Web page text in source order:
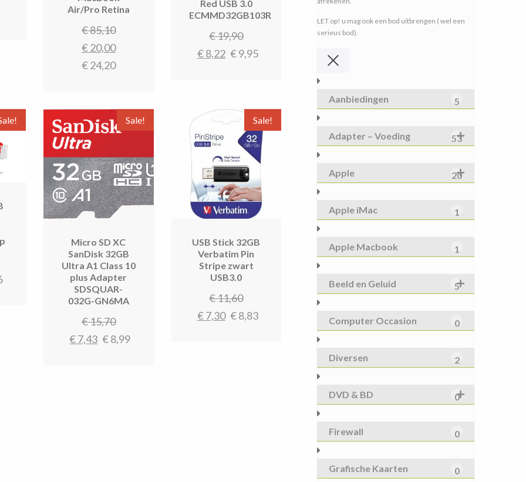
Air/Pro Retina
€85,10
€20,00
€24,20
Red USB 3.0
ECMMD32GB103R
€19,90
Oorspronkelijke
prijs
€8,22 Huidige
€ 8,22.
€9,95
Sale!
Micro SD XC
SanDisk 32GB
Ultra A1 Class 10
plus Adapter
SDSQUAR-
032G-GN6MA
€15,70
prijs
€7,43 Huidige
€8,99
Sale!
USB Stick 32GB
Verbatim Pin
Stripe zwart
USB3.0
€11,60
Oorspronkelijke
prijs
€7,30 Huidige
€8,83
LET op! u mag ook een bod uitbrengen ( wel een
serieus bod).
Aanbiedingen 5
Adapter – Voeding 53
Apple 20
Apple iMac 1
Apple Macbook 1
Beeld en Geluid 5
Computer Occasion 0
Diversen 2
DVD & BD 0
Firewall 0
Grafische Kaarten 0